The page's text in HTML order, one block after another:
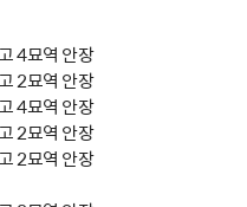
4묘역 안장
2묘역 안장
4묘역 안장
2묘역 안장
2묘역 안장